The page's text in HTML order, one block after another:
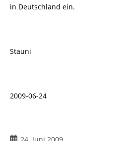
in Deutschland ein.
Stauni
2009-06-24
Beitrag